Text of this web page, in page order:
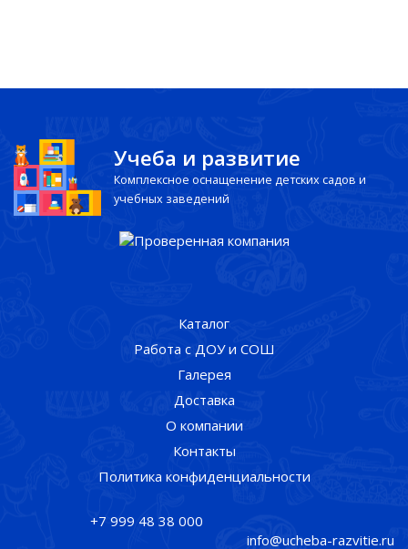
Учеба и развитие
Комплексное оснащенение детских садов и
учебных заведений
Каталог
Работа с ДОУ и СОШ
Галерея
Доставка
О компании
Контакты
Политика конфиденциальности
+7 999 48 38 000
info@ucheba-razvitie.ru